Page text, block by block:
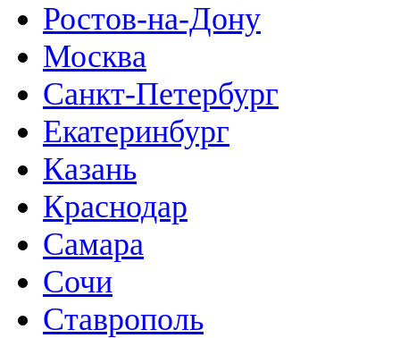
Ростов-на-Дону
Москва
Санкт-Петербург
Екатеринбург
Казань
Краснодар
Самара
Сочи
Ставрополь